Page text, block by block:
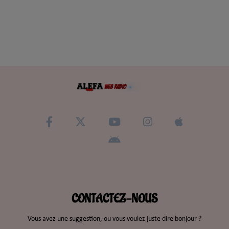
CONTACTEZ-NOUS
Vous avez une suggestion, ou vous voulez juste dire bonjour ?